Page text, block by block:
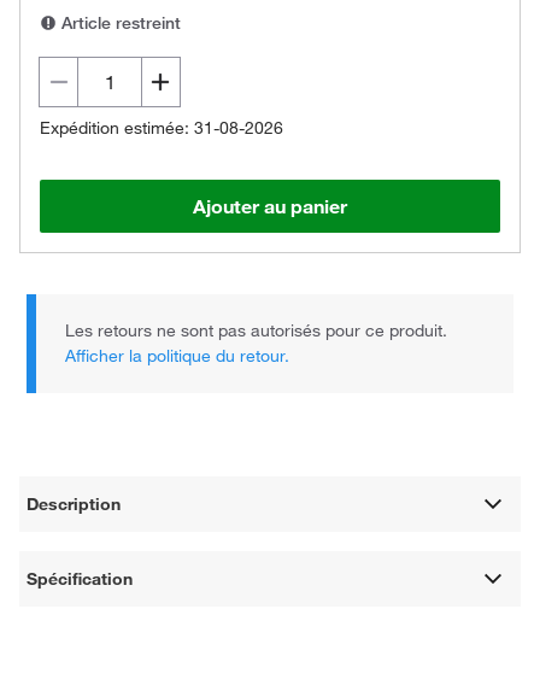
Article restreint
Expédition estimée: 31-08-2026
Ajouter au panier
Les retours ne sont pas autorisés pour ce produit.
Afficher la politique du retour.
Description
Spécification